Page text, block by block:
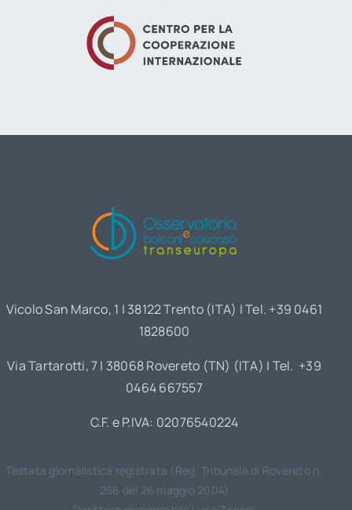
Vicolo San Marco, 1 | 38122 Trento (ITA) | Tel. +39 0461
1828600
Via Tartarotti, 7 | 38068 Rovereto (TN) (ITA) | Tel. +39
0464 667557
C.F. e P.IVA: 02076540224
Testata giornalistica registrata (Reg. Tribunale di Rovereto n.
256 del 26 maggio 2004)